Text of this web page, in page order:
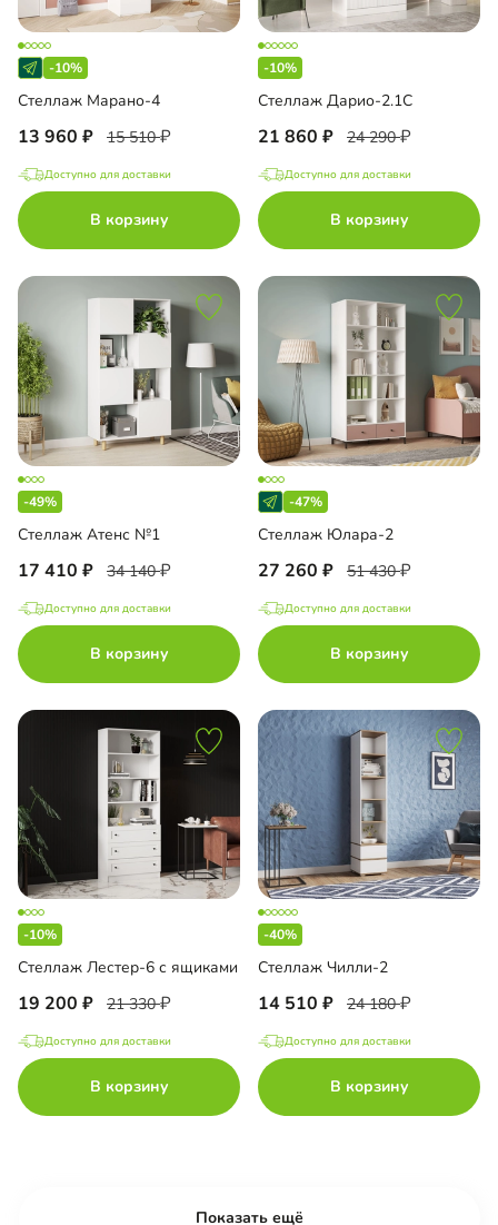
-10%
Стеллаж Марано-4
13 960 15 510
Доступно для доставки
В корзину
-10%
Стеллаж Дарио-2.1С
21 860 24 290
Доступно для доставки
В корзину
-49%
Стеллаж Атенс №1
17 410 34 140
Доступно для доставки
В корзину
-47%
Стеллаж Юлара-2
27 260 51 430
Доступно для доставки
В корзину
-10%
Стеллаж Лестер-6 с ящиками
19 200 21 330
Доступно для доставки
В корзину
-40%
Стеллаж Чилли-2
14 510 24 180
Доступно для доставки
В корзину
Показать ещё